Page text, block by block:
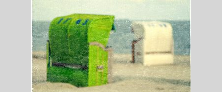
Mein Konto
Mitglieder
Newsletter